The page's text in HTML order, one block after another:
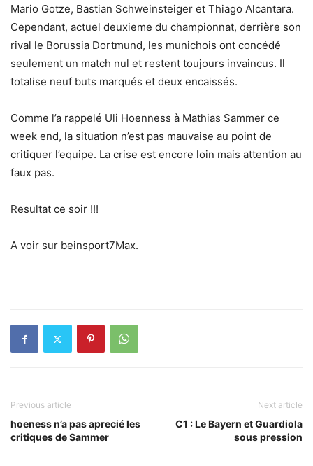
Mario Gotze, Bastian Schweinsteiger et Thiago Alcantara.
Cependant, actuel deuxieme du championnat, derrière son
rival le Borussia Dortmund, les munichois ont concédé
seulement un match nul et restent toujours invaincus. Il
totalise neuf buts marqués et deux encaissés.
Comme l’a rappelé Uli Hoenness à Mathias Sammer ce
week end, la situation n’est pas mauvaise au point de
critiquer l’equipe. La crise est encore loin mais attention au
faux pas.
Resultat ce soir !!!
A voir sur beinsport7Max.
Previous article
hoeness n’a pas aprecié les
critiques de Sammer
Next article
C1 : Le Bayern et Guardiola
sous pression